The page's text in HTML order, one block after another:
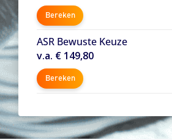
Bereken
ASR Bewuste Keuze
v.a. € 149,80
Bereken